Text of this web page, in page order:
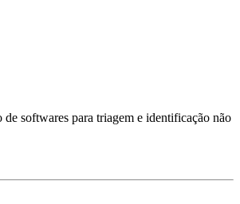
softwares para triagem e identificação não